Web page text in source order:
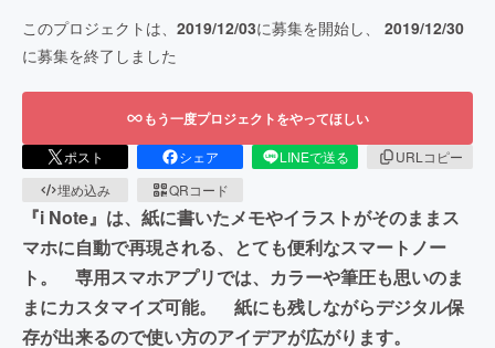
このプロジェクトは、 2019/12/03に募集を開始し、 2019/12/30
に募集を終了しました
もう一度プロジェクトをやってほしい
ポスト シェア LINEで送る
URLコピー
埋め込み
QRコード
『i Note』は、紙に書いたメモやイラストがそのままス
マホに自動で再現される、とても便利なスマートノー
ト。 専用スマホアプリでは、カラーや筆圧も思いのま
まにカスタマイズ可能。 紙にも残しながらデジタル保
存が出来るので使い方のアイデアが広がります。